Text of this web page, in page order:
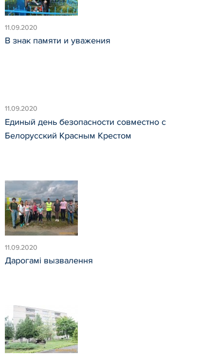
11.09.2020
В знак памяти и уважения
11.09.2020
Единый день безопасности совместно с
Белорусский Красным Крестом
11.09.2020
Дарогамі вызвалення